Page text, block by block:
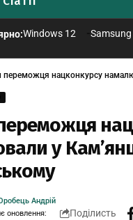
Windows 12
нацконкурсу намалювали у
у
оновлення:
Андрій
Поділисть